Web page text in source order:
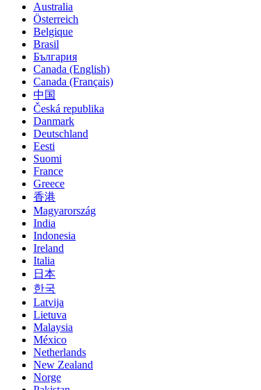
Australia
Österreich
Belgique
Brasil
България
Canada (English)
Canada (Français)
中国
Česká republika
Danmark
Deutschland
Eesti
Suomi
France
Greece
香港
Magyarország
India
Indonesia
Ireland
Italia
日本
한국
Latvija
Lietuva
Malaysia
México
Netherlands
New Zealand
Norge